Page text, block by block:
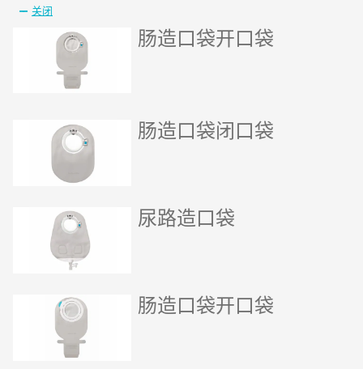
关闭
肠造口袋开口袋
肠造口袋闭口袋
尿路造口袋
肠造口袋开口袋